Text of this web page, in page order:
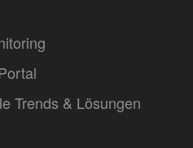
Trends & Lösungen